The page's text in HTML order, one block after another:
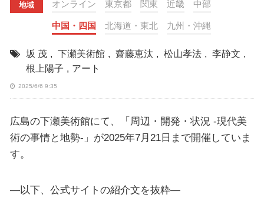
地域 オンライン 東京都 関東 近畿 中部
中国・四国 北海道・東北 九州・沖縄
坂 茂 , 下瀬美術館 , 齋藤恵汰 , 松山孝法 , 李静文 ,
根上陽子 , アート
2025/6/6 9:35
広島の下瀬美術館にて、「周辺・開発・状況 -現代美
術の事情と地勢-」が2025年7月21日まで開催していま
す。
—以下、公式サイトの紹介文を抜粋—